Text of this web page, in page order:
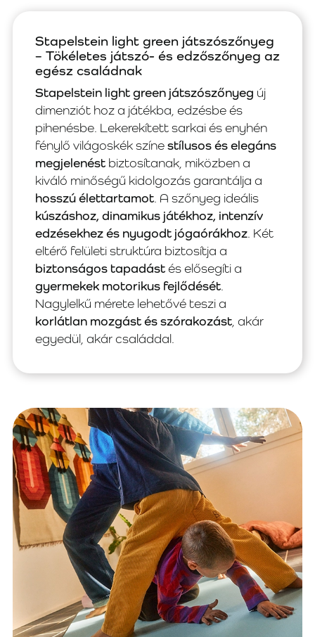
Stapelstein light green játszószőnyeg
– Tökéletes játszó- és edzőszőnyeg az
egész családnak
Stapelstein light green játszószőnyeg új
dimenziót hoz a játékba, edzésbe és
pihenésbe. Lekerekített sarkai és enyhén
fénylő világoskék színestílusos és elegáns
megjelenést biztosítanak, miközben a
kiváló minőségű kidolgozás garantálja a
hosszú élettartamot. A szőnyeg ideális
kúszáshoz, dinamikus játékhoz, intenzív
edzésekhez és nyugodt jógaórákhoz. Két
eltérő felületi struktúra biztosítja a
biztonságos tapadástés elősegíti a
gyermekek motorikus fejlődését.
Nagylelkű mérete lehetővé teszi a
korlátlan mozgást és szórakozást , akár
egyedül, akár családdal.